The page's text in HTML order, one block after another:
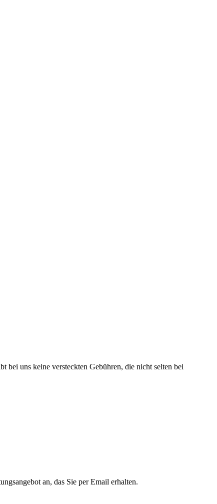
bei uns keine versteckten Gebühren, die nicht selten bei
an, das Sie per Email erhalten.